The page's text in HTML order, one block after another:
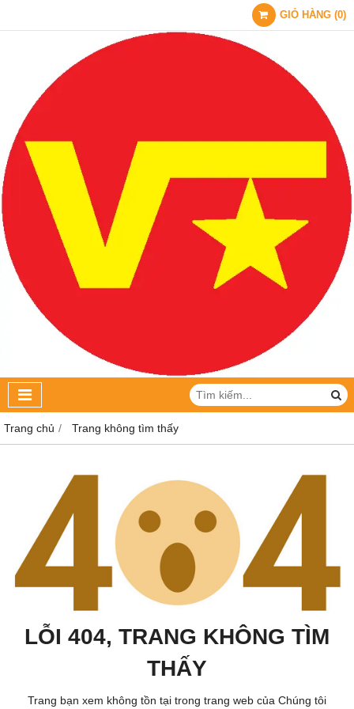
GIỎ HÀNG (0)
Trang chủ Trang không tìm thấy
LỖI 404, TRANG KHÔNG TÌM
THẤY
Trang bạn xem không tồn tại trong trang web của Chúng tôi